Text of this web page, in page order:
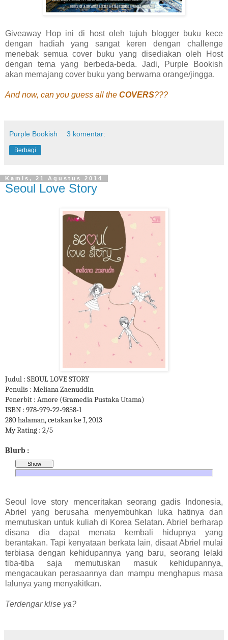
Giveaway Hop ini di host oleh tujuh blogger buku kece
dengan hadiah yang sangat keren dengan challenge
menebak semua cover buku yang disediakan oleh Host
dengan tema yang berbeda-beda. Jadi, Purple Bookish
akan memajang cover buku yang berwarna orange/jingga.
And now, can you guess all the COVERS???
Purple Bookish 3 komentar:
Berbagi
Kamis, 21 Agustus 2014
Seoul Love Story
Judul : SEOUL LOVE STORY
Penulis : Meliana Zaenuddin
Penerbit : Amore (Gramedia Pustaka Utama)
ISBN : 978-979-22-9858-1
280 halaman, cetakan ke I, 2013
My Rating : 2/5
Blurb :
Seoul love story menceritakan seorang gadis Indonesia,
Abriel yang berusaha menyembuhkan luka hatinya dan
memutuskan untuk kuliah di Korea Selatan. Abriel berharap
disana dia dapat menata kembali hidupnya yang
berantakan. Tapi kenyataan berkata lain, disaat Abriel mulai
terbiasa dengan kehidupannya yang baru, seorang lelaki
tiba-tiba saja memutuskan masuk kehidupannya,
mengacaukan perasaannya dan mampu menghapus masa
lalunya yang menyakitkan.
Terdengar klise ya?